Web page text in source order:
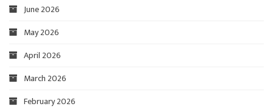
June 2026
May 2026
April 2026
March 2026
February 2026